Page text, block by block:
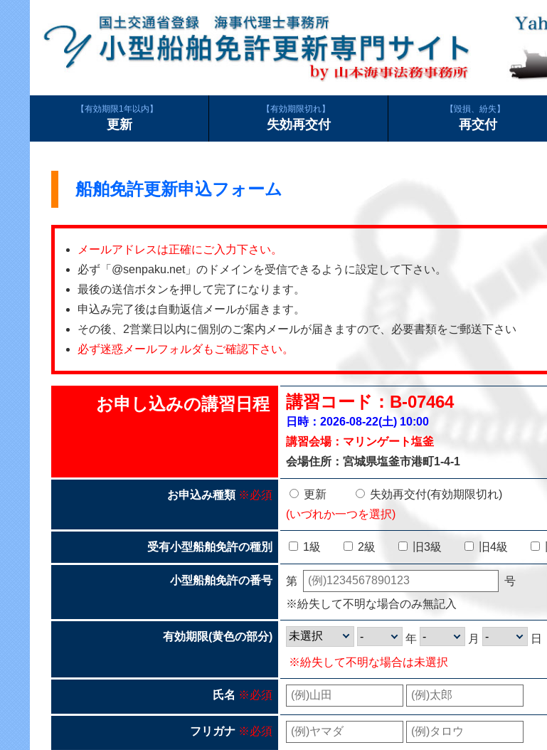
有効期限1年以内
更新
有効期限切れ
失効再交付
毀損、紛失
再交付
船舶免許更新申込フォーム
メールアドレスは正確にご入力下さい。
必ず「@senpaku.net」のドメインを受信できるように設定して下さい。
最後の送信ボタンを押して完了になります。
申込み完了後は自動返信メールが届きます。
その後、2営業日以内に個別のご案内メールが届きますので、必要書類をご郵送下さい
必ず迷惑メールフォルダもご確認下さい。
お申し込みの講習日程 講習コード：B-07464
日時：2026-08-22(土) 10:00
講習会場：マリンゲート塩釜
会場住所：宮城県塩釜市港町1-4-1
お申込み種類※必須 更新
失効再交付(有効期限切れ)
(いづれか一つを選択)
受有小型船舶免許の種別 1級 2級 旧3級 旧4級
小型船舶免許の番号 第
号
※紛失して不明な場合のみ無記入
有効期限(黄色の部分) 年 月
日
※紛失して不明な場合は未選択
氏名 ※必須
フリガナ ※必須